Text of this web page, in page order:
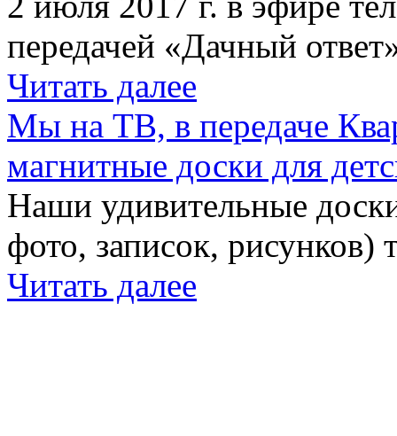
передачей «Дачный
Читать далее
Мы на ТВ, в передаче
магнитные доски для
Наши удивительные
фото, записок,
Читать далее